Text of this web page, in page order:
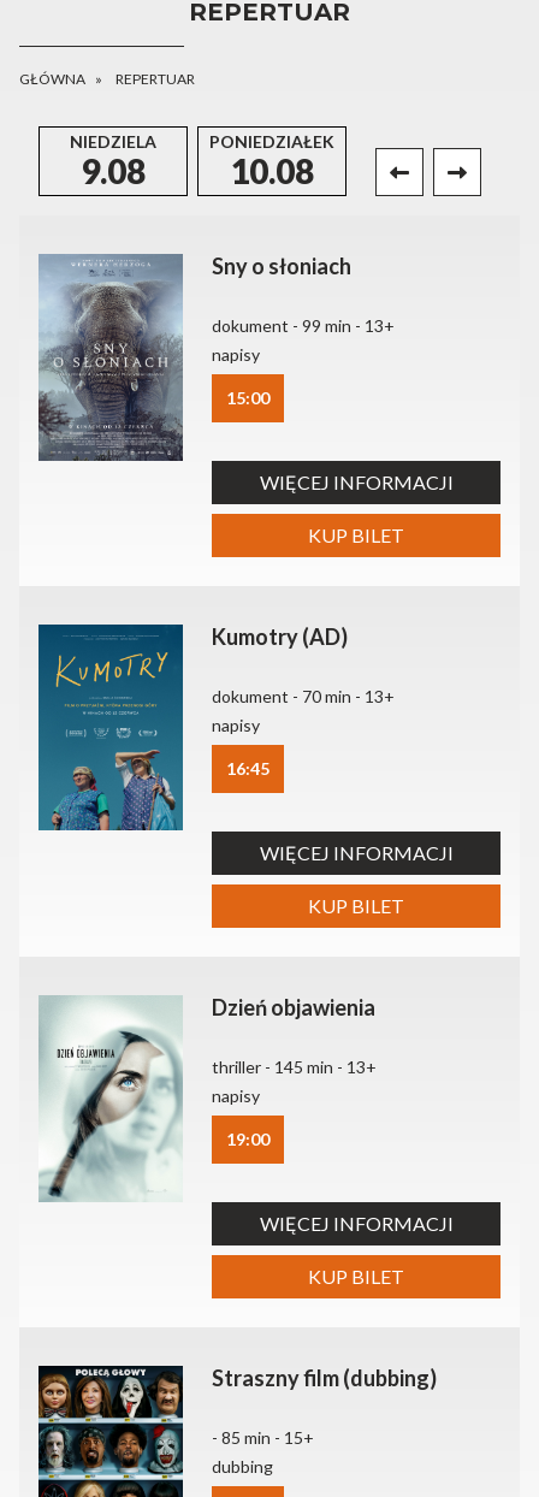
REPERTUAR
GŁÓWNA REPERTUAR
NIEDZIELA
9.08
PONIEDZIAŁEK
10.08 11.08
Sny o słoniach
dokument - 99 min - 13+
napisy
15:00
WIĘCEJ INFORMACJI
KUP BILET
Kumotry (AD)
dokument - 70 min - 13+
napisy
16:45
WIĘCEJ INFORMACJI
KUP BILET
Dzień objawienia
thriller - 145 min - 13+
napisy
19:00
WIĘCEJ INFORMACJI
KUP BILET
Straszny film (dubbing)
- 85 min - 15+
dubbing